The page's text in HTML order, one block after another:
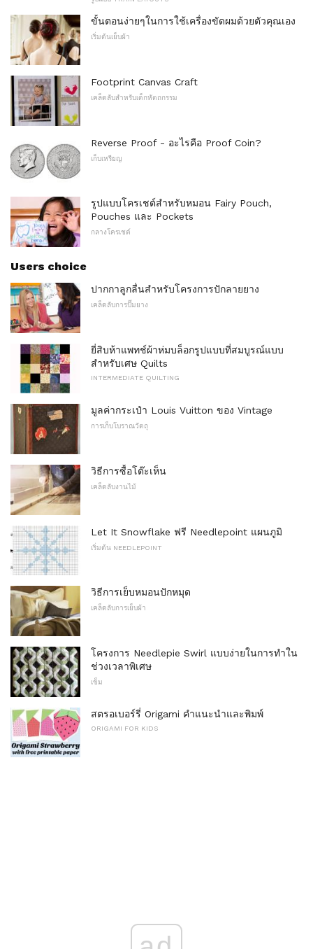
ขั้นตอนง่ายๆในการใช้เครื่องขัดผมด้วยตัวคุณเอง
เริ่มต้นเย็บผ้า
Footprint Canvas Craft
เคล็ดลับสำหรับเด็กหัตถกรรม
Reverse Proof - อะไรคือ Proof Coin?
เก็บเหรียญ
รูปแบบโครเชต์สำหรับหมอน Fairy Pouch,
Pouches และ Pockets
กลางโครเชต์
Users choice
ปากกาลูกลื่นสำหรับโครงการปักลายยาง
เคล็ดลับการปั๊มยาง
ยี่สิบห้าแพทช์ผ้าห่มบล็อกรูปแบบที่สมบูรณ์แบบ
สำหรับเศษ Quilts
INTERMEDIATE QUILTING
มูลค่ากระเป๋า Louis Vuitton ของ Vintage
การเก็บโบราณวัตถุ
วิธีการซื้อโต๊ะเห็น
เคล็ดลับงานไม้
Let It Snowflake ฟรี Needlepoint แผนภูมิ
เริ่มต้น NEEDLEPOINT
วิธีการเย็บหมอนปักหมุด
เคล็ดลับการเย็บผ้า
โครงการ Needlepie Swirl แบบง่ายในการทำใน
ช่วงเวลาพิเศษ
เข็ม
สตรอเบอร์รี่ Origami คำแนะนำและพิมพ์
ORIGAMI FOR KIDS